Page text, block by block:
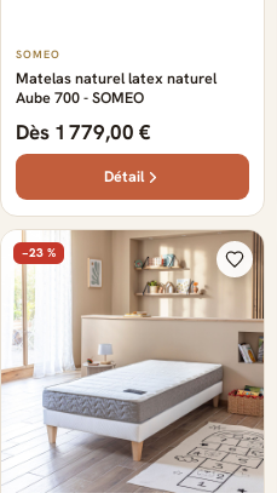
SOMEO
Matelas naturel latex naturel
Aube 700 - SOMEO
Dès 1 779,00 €
Détail
−23 %